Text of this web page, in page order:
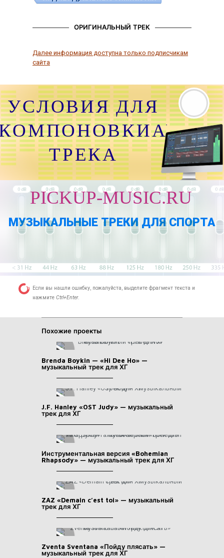
ОРИГИНАЛЬНЫЙ ТРЕК
Далее информация доступна только подписчикам
сайта
УСЛОВИЯ ДЛЯ
ТРЕКА
PICKUP-MUSIC.RU
МУЗЫКАЛЬНЫЕ ТРЕКИ ДЛЯ СПОРТА
Если вы нашли ошибку, пожалуйста, выделите фрагмент текста и
нажмите Ctrl+Enter.
Похожие проекты
Brenda Boykin — «Hi Dee Ho» —
музыкальный трек для ХГ
J.F. Hanley «OST Judy» — музыкальный
трек для ХГ
Инструментальная версия «Bohemian
Rhapsody» — музыкальный трек для ХГ
ZAZ «Demain c’est toi» — музыкальный
трек для ХГ
Zventa Sventana «Пойду плясать» —
музыкальный трек для ХГ